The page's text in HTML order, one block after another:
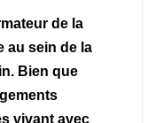
de la
au sein de la
Bien que
vivant avec